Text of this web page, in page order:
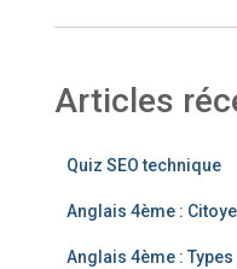
Articles
Quiz SEO technique
Anglais 4ème :
Anglais 4ème :